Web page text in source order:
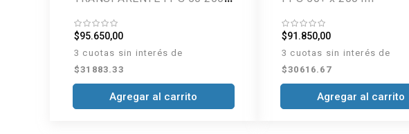
$95.650,00
3 cuotas sin interés de
$31883.33
Agregar al carrito
$91.850,00
3 cuotas sin interés de
$30616.67
Agregar al carrito